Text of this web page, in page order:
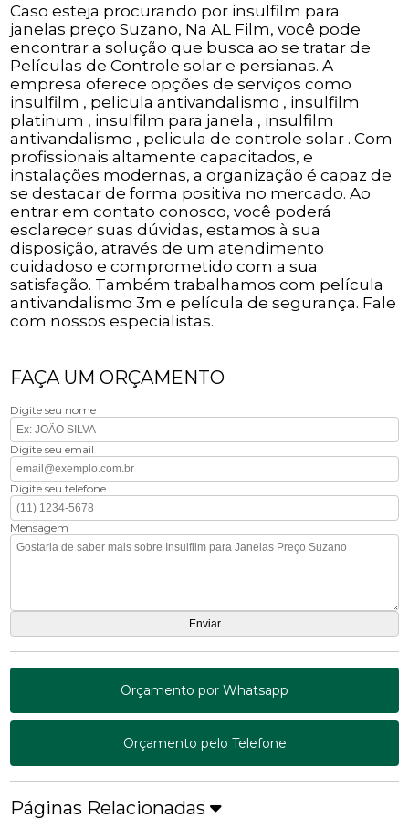
Caso esteja procurando por insulfilm para
janelas preço Suzano, Na AL Film, você pode
encontrar a solução que busca ao se tratar de
Películas de Controle solar e persianas. A
empresa oferece opções de serviços como
insulfilm , pelicula antivandalismo , insulfilm
platinum , insulfilm para janela , insulfilm
antivandalismo , pelicula de controle solar . Com
profissionais altamente capacitados, e
instalações modernas, a organização é capaz de
se destacar de forma positiva no mercado. Ao
entrar em contato conosco, você poderá
esclarecer suas dúvidas, estamos à sua
disposição, através de um atendimento
cuidadoso e comprometido com a sua
satisfação. Também trabalhamos com película
antivandalismo 3m e película de segurança. Fale
com nossos especialistas.
FAÇA UM ORÇAMENTO
Digite seu nome
Digite seu email
Digite seu telefone
Mensagem
Orçamento por Whatsapp
Orçamento pelo Telefone
Páginas Relacionadas